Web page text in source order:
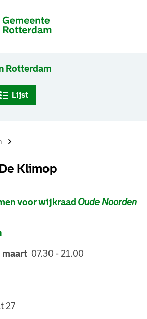
Rotterdam
Lijst
Klimop
voor wijkraad Oude Noorden
maart 07.30 - 21.00
27